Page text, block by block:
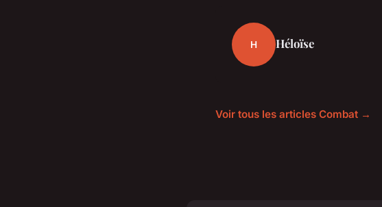
H Héloïse
Voir tous les articles Combat →